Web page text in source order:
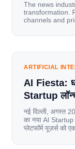
The news
transformation.
channels and
mobile data,
has become a
ARTIFICIAL
AI Fiesta:
Startup
नई दिल्ली, अगस्त
का नया AI
प्लेटफॉर्म यूज़र्स
यूज़र्स का जबरदस्त